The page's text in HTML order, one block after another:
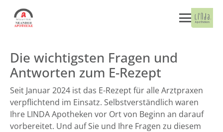
Die wichtigsten Fragen und
Antworten zum E-Rezept
Seit Januar 2024 ist das E-Rezept für alle Arztpraxen
verpflichtend im Einsatz. Selbstverständlich waren
Ihre LINDA Apotheken vor Ort von Beginn an darauf
vorbereitet. Und auf Sie und Ihre Fragen zu diesem